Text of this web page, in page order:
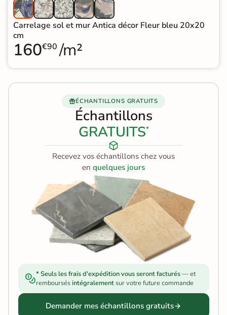
Carrelage sol et mur Antica décor Fleur bleu 20x20
cm
160€90 /m²
ÉCHANTILLONS GRATUITS
Échantillons
GRATUITS*
Recevez vos échantillons chez vous
en quelques jours
* Seuls les frais d'expédition vous seront facturés— et
remboursésintégralementsur votre future commande
Demander mes échantillons gratuits